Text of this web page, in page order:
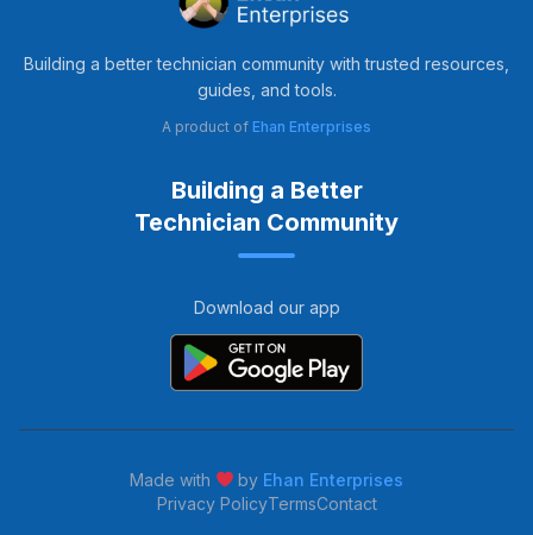
Building a better technician community with trusted resources,
guides, and tools.
A product of Ehan Enterprises
Building a Better
Technician Community
Download our app
Made with by Ehan Enterprises
Privacy PolicyTermsContact